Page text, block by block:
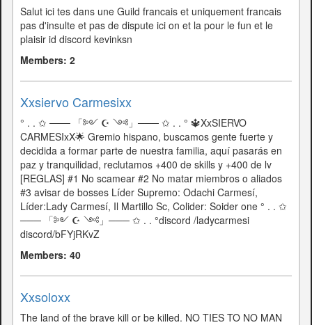
Salut ici tes dans une Guild francais et uniquement francais
pas d'insulte et pas de dispute ici on et la pour le fun et le
plaisir id discord kevinksn
Members: 2
Xxsiervo Carmesixx
° . . ✩ ─── 「༻ ☪ ༺」─── ✩ . . ° 🔱XxSIERVO
CARMESIxX🌟 Gremio hispano, buscamos gente fuerte y
decidida a formar parte de nuestra familia, aquí pasarás en
paz y tranquilidad, reclutamos +400 de skills y +400 de lv
[REGLAS] #1 No scamear #2 No matar miembros o aliados
#3 avisar de bosses Líder Supremo: Odachi Carmesí,
Líder:Lady Carmesí, Il Martillo Sc, Colider: Soider one ° . . ✩
─── 「༻ ☪ ༺」─── ✩ . . °discord /ladycarmesi
discord/bFYjRKvZ
Members: 40
Xxsoloxx
The land of the brave kill or be killed. NO TIES TO NO MAN